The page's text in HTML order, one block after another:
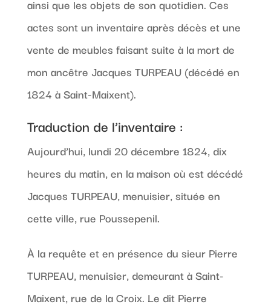
ainsi que les objets de son quotidien. Ces
actes sont un inventaire après décès et une
vente de meubles faisant suite à la mort de
mon ancêtre Jacques TURPEAU (décédé en
1824 à Saint-Maixent).
Traduction de l’inventaire :
Aujourd’hui, lundi 20 décembre 1824, dix
heures du matin, en la maison où est décédé
Jacques TURPEAU, menuisier, située en
cette ville, rue Poussepenil.
À la requête et en présence du sieur Pierre
TURPEAU, menuisier, demeurant à Saint-
Maixent, rue de la Croix. Le dit Pierre